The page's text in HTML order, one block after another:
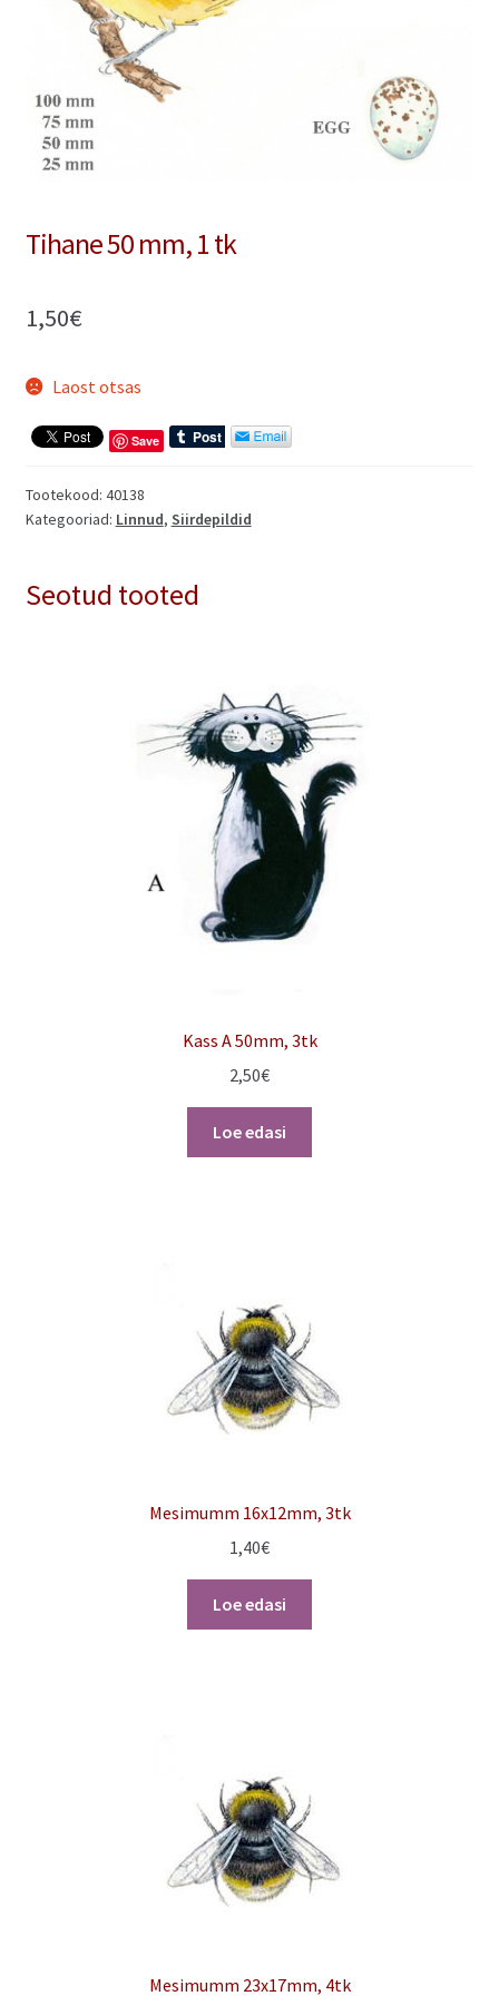
Minu konto
Ostukorv
Refund and Returns Policy
Tihane 50 mm, 1 tk
1,50€
Laost otsas
Save
Tootekood: 40138
Kategooriad: Linnud, Siirdepildid
Seotud tooted
Kass A 50mm, 3tk
2,50€
Loe edasi
Mesimumm 16x12mm, 3tk
1,40€
Loe edasi
Mesimumm 23x17mm, 4tk